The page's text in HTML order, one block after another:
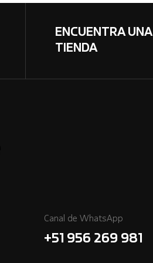
ENCUENTRA UNA
TIENDA
Canal de WhatsApp
+51 956 269 981